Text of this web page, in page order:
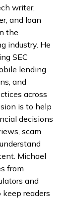
writer,
and loan
the
industry. He
SEC
lending
and
across
is to help
decisions
scam
Michael
from
and
readers